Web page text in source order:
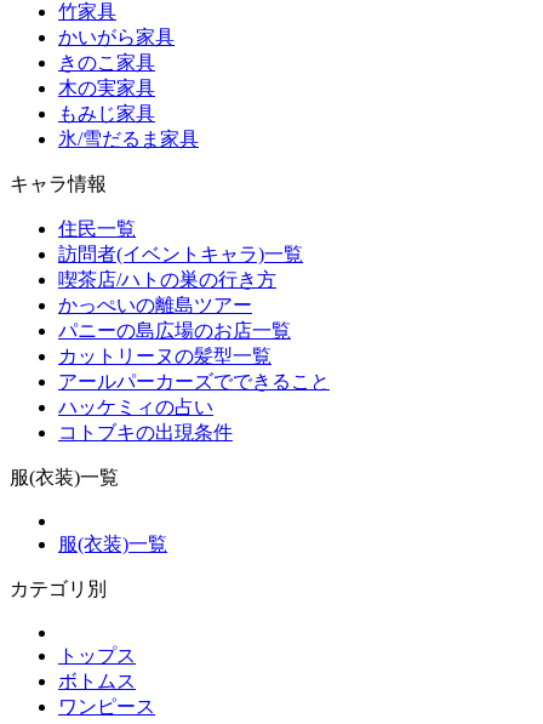
竹家具
かいがら家具
きのこ家具
木の実家具
もみじ家具
氷/雪だるま家具
キャラ情報
住民一覧
訪問者(イベントキャラ)一覧
喫茶店/ハトの巣の行き方
かっぺいの離島ツアー
パニーの島広場のお店一覧
カットリーヌの髪型一覧
アールパーカーズでできること
ハッケミィの占い
コトブキの出現条件
服(衣装)一覧
服(衣装)一覧
カテゴリ別
トップス
ボトムス
ワンピース